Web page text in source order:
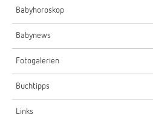
Babyhoroskop
Babynews
Fotogalerien
Buchtipps
Links